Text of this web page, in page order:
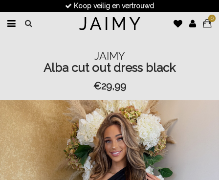
Koop veilig en vertrouwd
0
JAIMY
Alba cut out dress black
€29,99